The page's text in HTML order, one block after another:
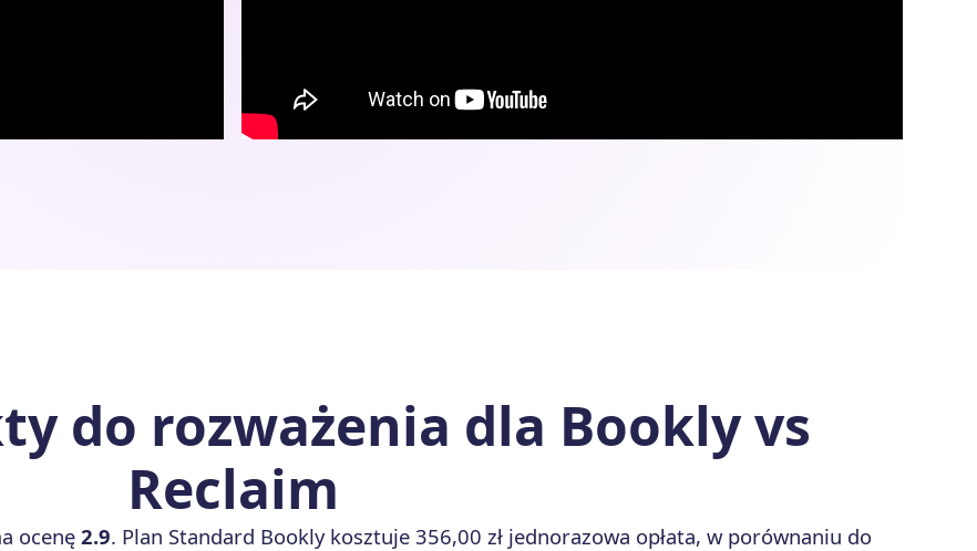
do rozważenia dla Bookly vs
Reclaim
ocenę2.9. Plan Standard Bookly kosztuje 356,00 zł jednorazowa opłata, w porównaniu do